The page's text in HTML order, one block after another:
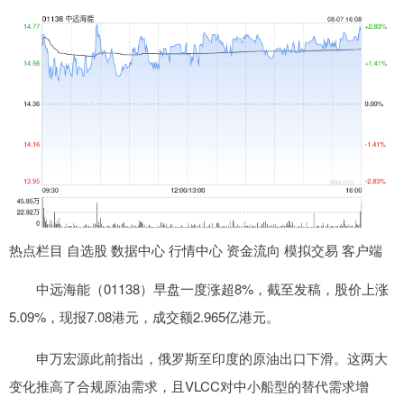
热点栏目 自选股 数据中心 行情中心 资金流向 模拟交易 客户端
中远海能（01138）早盘一度涨超8%，截至发稿，股价上涨
5.09%，现报7.08港元，成交额2.965亿港元。
申万宏源此前指出，俄罗斯至印度的原油出口下滑。这两大
变化推高了合规原油需求，且VLCC对中小船型的替代需求增